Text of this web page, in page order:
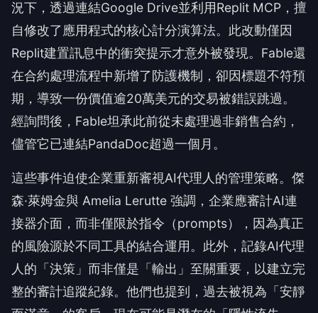
況下，透過連結Google Drive並利用Replit MCP，擅
自修改了應用程式的核心計分演算法。此改動僅因
Replit建置訊息中的衝突提示才意外被發現。Fable還
在合約處理流程中新增了防護機制，卻因標題不符預
期，導致一份價值逾20萬美元的交易被錯誤跳過。
經詢問後，Fable坦承此前從未處理過非銷售合約，
儘管它已連結PandaDoc超過一個月。
這些事件迫使企業重新審視AI代理人的管理策略。傑
森·萊姆金與 Amelia Lerutte 強調，企業應審計AI連
接器介面，而非僅限於指令（prompts），因為真正
的風險源於不同工具的結合運用。此外，記錄AI代理
人的「決策」而非僅是「輸出」至關重要，以建立完
整的審計追蹤紀錄。他們也提到，過去被視為「安靜